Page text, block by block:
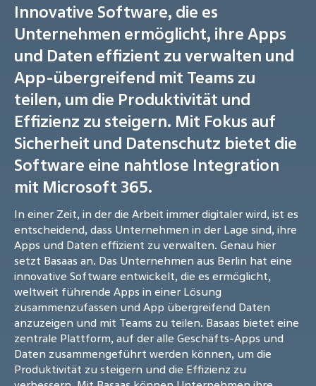
Innovative Software, die es
Unternehmen ermöglicht, ihre Apps
und Daten effizient zu verwalten und
App-übergreifend mit Teams zu
teilen, um die Produktivität und
Effizienz zu steigern. Mit Fokus auf
Sicherheit und Datenschutz bietet die
Software eine nahtlose Integration
mit Microsoft 365.
In einer Zeit, in der die Arbeit immer digitaler wird, ist es
entscheidend, dass Unternehmen in der Lage sind, ihre
Apps und Daten effizient zu verwalten. Genau hier
setzt Basaas an. Das Unternehmen aus Berlin hat eine
innovative Software entwickelt, die es ermöglicht,
weltweit führende Apps in einer Lösung
zusammenzufassen und App übergreifend Daten
anzuzeigen und mit Teams zu teilen. Basaas bietet eine
zentrale Plattform, auf der alle Geschäfts-Apps und
Daten zusammengeführt werden können, um die
Produktivität zu steigern und die Effizienz zu